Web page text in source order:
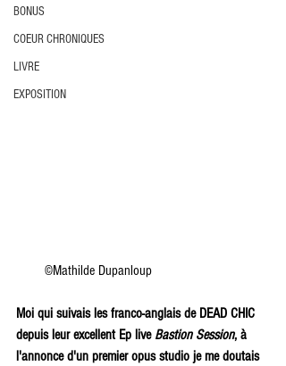
BONUS
COEUR CHRONIQUES
LIVRE
EXPOSITION
        ©Mathilde Dupanloup
Moi qui suivais les franco-anglais de DEAD CHIC
depuis leur excellent Ep live Bastion Session, à
l'annonce d'un premier opus studio je me doutais